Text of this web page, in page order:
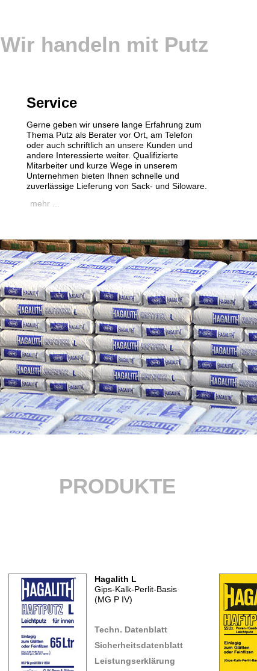
Wir handeln mit Putz
Service
Gerne geben wir unsere lange Erfahrung zum
Thema Putz als Berater vor Ort, am Telefon
oder auch schriftlich an unsere Kunden und
andere Interessierte weiter. Qualifizierte
Mitarbeiter und kurze Wege in unserem
Unternehmen bieten Ihnen schnelle und
zuverlässige Lieferung von Sack- und Siloware.
mehr ...
PRODUKTE
Hagalith L
Gips-Kalk-Perlit-Basis
(MG P IV)
Techn. Datenblatt
Sicherheitsdatenblatt
Leistungserklärung